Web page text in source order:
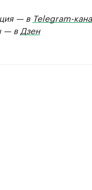
— в Telegram-
— в Дзен